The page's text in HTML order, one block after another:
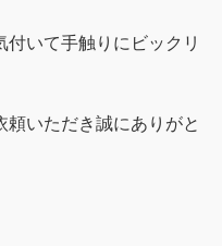
いて手触りにビックリ
頼いただき誠にありがと